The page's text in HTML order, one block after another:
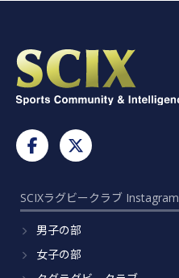
SCIXラグビークラブ Instagram
男子の部
女子の部